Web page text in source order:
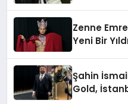
Zenne
Yeni Bir
Şahin
Gold,